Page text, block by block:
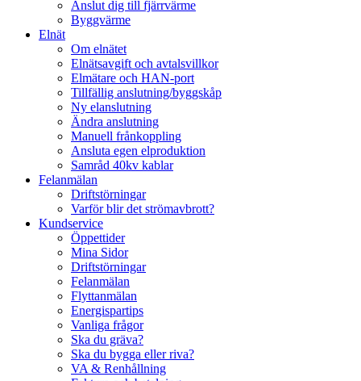
Anslut dig till fjärrvärme
Byggvärme
Elnät
Om elnätet
Elnätsavgift och avtalsvillkor
Elmätare och HAN-port
Tillfällig anslutning/byggskåp
Ny elanslutning
Ändra anslutning
Manuell frånkoppling
Ansluta egen elproduktion
Samråd 40kv kablar
Felanmälan
Driftstörningar
Varför blir det strömavbrott?
Kundservice
Öppettider
Mina Sidor
Driftstörningar
Felanmälan
Flyttanmälan
Energispartips
Vanliga frågor
Ska du gräva?
Ska du bygga eller riva?
VA & Renhållning